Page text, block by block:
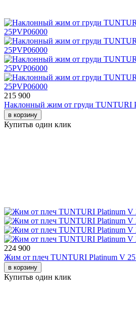
215 900
Наклонный жим от груди TUNTURI
в корзину
Купитьв один клик
224 900
Жим от плеч TUNTURI Platinum V
в корзину
Купитьв один клик